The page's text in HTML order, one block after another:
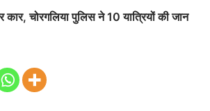
कार, चोरगलिया पुलिस ने 10 यात्रियों की जान